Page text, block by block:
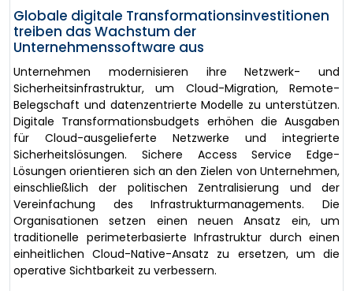
Globale digitale Transformationsinvestitionen
treiben das Wachstum der
Unternehmenssoftware aus
Unternehmen modernisieren ihre Netzwerk- und
Sicherheitsinfrastruktur, um Cloud-Migration, Remote-
Belegschaft und datenzentrierte Modelle zu unterstützen.
Digitale Transformationsbudgets erhöhen die Ausgaben
für Cloud-ausgelieferte Netzwerke und integrierte
Sicherheitslösungen. Sichere Access Service Edge-
Lösungen orientieren sich an den Zielen von Unternehmen,
einschließlich der politischen Zentralisierung und der
Vereinfachung des Infrastrukturmanagements. Die
Organisationen setzen einen neuen Ansatz ein, um
traditionelle perimeterbasierte Infrastruktur durch einen
einheitlichen Cloud-Native-Ansatz zu ersetzen, um die
operative Sichtbarkeit zu verbessern.